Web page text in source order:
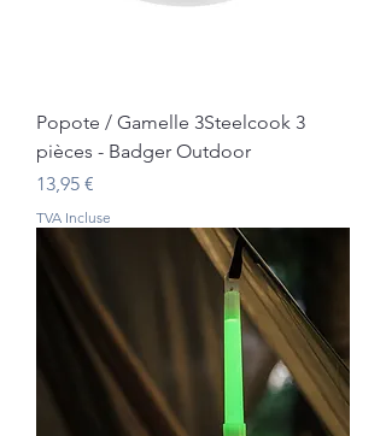
Popote / Gamelle 3Steelcook 3
pièces - Badger Outdoor
Prix
13,95 €
TVA Incluse